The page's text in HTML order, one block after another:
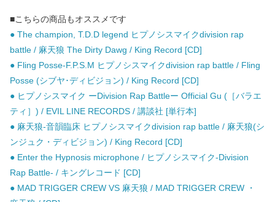
■こちらの商品もオススメです
● The champion, T.D.D legend ヒプノシスマイクdivision rap
battle / 麻天狼 The Dirty Dawg / King Record [CD]
● Fling Posse-F.P.S.M ヒプノシスマイクdivision rap battle / Fling
Posse (シブヤ･ディビジョン) / King Record [CD]
● ヒプノシスマイク ーDivision Rap Battleー Official Gu (［バラエ
ティ］) / EVIL LINE RECORDS / 講談社 [単行本]
● 麻天狼-音韻臨床 ヒプノシスマイクdivision rap battle / 麻天狼(シ
ンジュク・ディビジョン) / King Record [CD]
● Enter the Hypnosis microphone / ヒプノシスマイク-Division
Rap Battle- / キングレコード [CD]
● MAD TRIGGER CREW VS 麻天狼 / MAD TRIGGER CREW ・